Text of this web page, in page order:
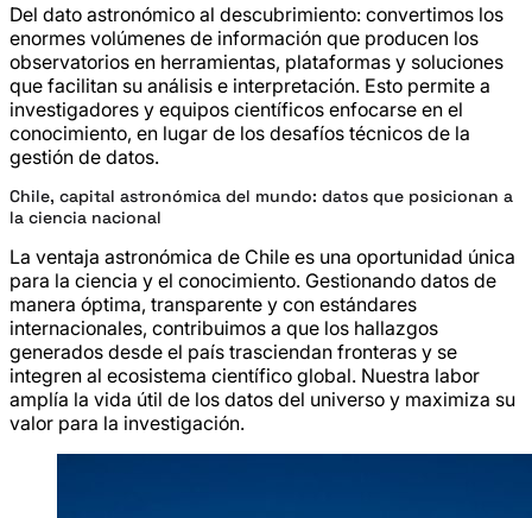
Del dato astronómico al descubrimiento: convertimos los
enormes volúmenes de información que producen los
observatorios en herramientas, plataformas y soluciones
que facilitan su análisis e interpretación. Esto permite a
investigadores y equipos científicos enfocarse en el
conocimiento, en lugar de los desafíos técnicos de la
gestión de datos.
Chile, capital astronómica del mundo: datos que posicionan a
la ciencia nacional
La ventaja astronómica de Chile es una oportunidad única
para la ciencia y el conocimiento. Gestionando datos de
manera óptima, transparente y con estándares
internacionales, contribuimos a que los hallazgos
generados desde el país trasciendan fronteras y se
integren al ecosistema científico global. Nuestra labor
amplía la vida útil de los datos del universo y maximiza su
valor para la investigación.